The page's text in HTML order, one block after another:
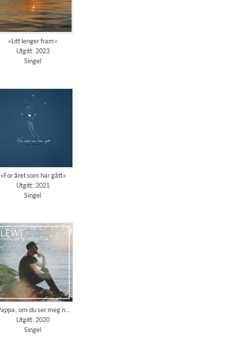
«Litt lenger fram»
Utgitt: 2023
Singel
«For året som har gått»
Utgitt: 2021
Singel
«Pappa, om du ser meg nå»
Utgitt: 2020
Singel